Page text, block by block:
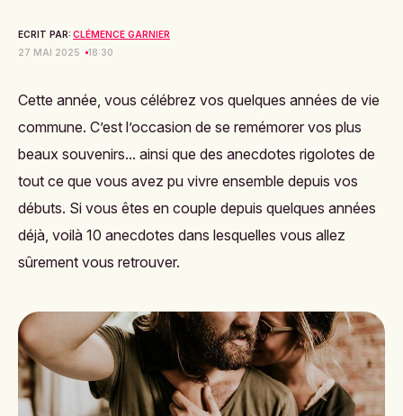
ECRIT PAR: CLÉMENCE GARNIER
27 MAI 2025
18:30
Cette année, vous célébrez vos quelques années de vie
commune. C’est l’occasion de se remémorer vos plus
beaux souvenirs... ainsi que des anecdotes rigolotes de
tout ce que vous avez pu vivre ensemble depuis vos
débuts. Si vous êtes en couple depuis quelques années
déjà, voilà 10 anecdotes dans lesquelles vous allez
sûrement vous retrouver.